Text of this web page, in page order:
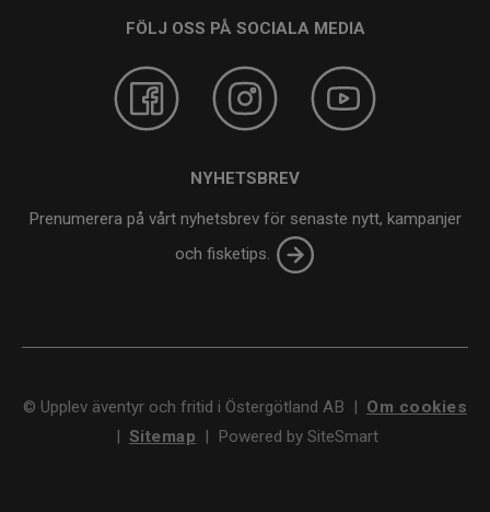
FÖLJ OSS PÅ SOCIALA MEDIA
NYHETSBREV
Prenumerera på vårt nyhetsbrev för senaste nytt, kampanjer
och fisketips.
© Upplev äventyr och fritid i Östergötland AB | Om cookies
| Sitemap | Powered by SiteSmart